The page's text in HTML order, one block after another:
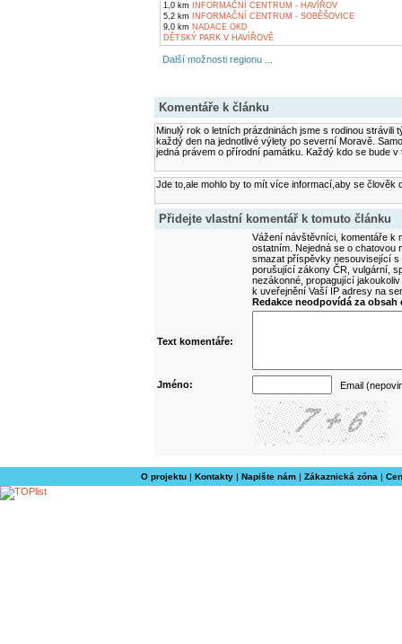
1,0 km INFORMAČNÍ CENTRUM - HAVÍŘOV
5,2 km INFORMAČNÍ CENTRUM - SOBĚŠOVICE
9,0 km NADACE OKD
DĚTSKÝ PARK V HAVÍŘOVĚ
Další možnosti regionu ...
Komentáře k článku
Minulý rok o letních prázdninách jsme s rodinou strávili
každý den na jednotlivé výlety po severní Moravě.
jedná právem o přírodní památku. Každý kdo se bude
Jde to,ale mohlo by to mít více informací,aby se člověk
Přidejte vlastní komentář k tomuto článku
Vážení návštěvníci, komentáře k
ostatním. Nejedná se o
smazat příspěvky nesouvisející
porušující zákony ČR, vulgární,
nezákonné, propagující
k uveřejnění Vaší IP adresy na
Redakce neodpovídá za
Text komentáře:
Jméno: Email
O projektu| Kontakty| Napište nám| Zákaznická zóna |